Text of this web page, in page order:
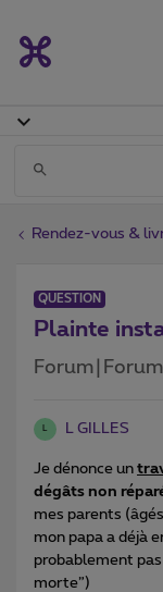
Rendez-vous &
QUESTION
Plainte
L L GILLES
Je dénonce un
dégâts non
mes parents
mon papa a déjà
probablement
morte”)